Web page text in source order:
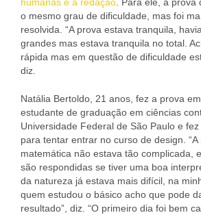
o mesmo grau de dificuldade, mas foi
resolvida. “A prova estava tranquila,
grandes mas estava tranquila no total.
rápida mas em questão de dificuldade
diz.
Natália Bertoldo, 21 anos, fez a prova
estudante de graduação em ciências
Universidade Federal de São Paulo e
para tentar entrar no curso de design. “A
matemática não estava tão complicada,
são respondidas se tiver uma boa
da natureza já estava mais difícil, na
quem estudou o básico acho que pode
resultado”, diz. “O primeiro dia foi bem